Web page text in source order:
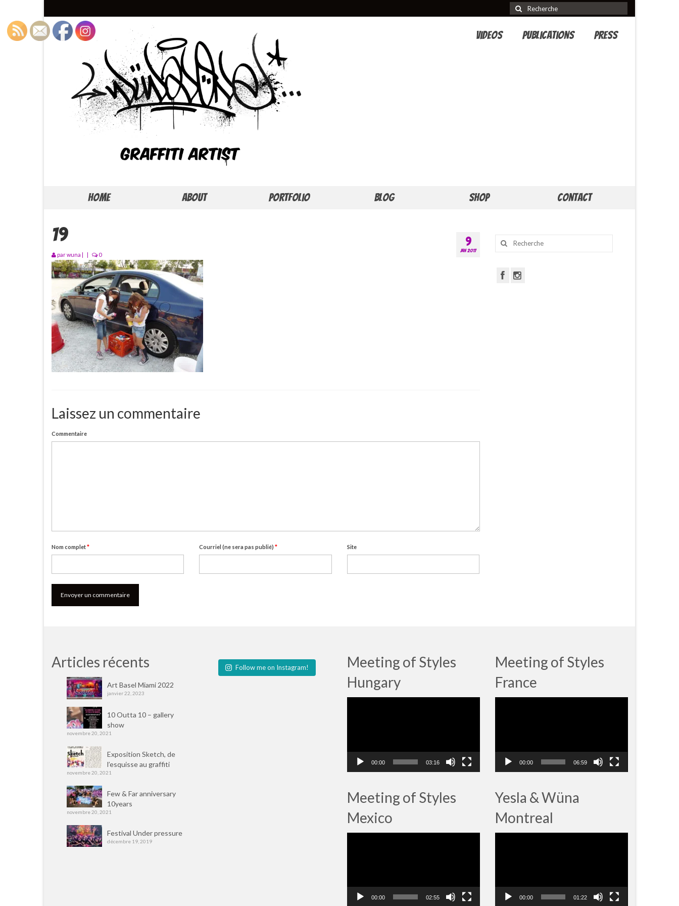
Rechercher
:
Videos Publications Press
Home About Portfolio Blog Shop Contact
9
JAN 2017
19
parwuna | | 0
Laissez un commentaire
Commentaire
Nom complet* Courriel (ne sera pas publié)* Site
Rechercher
Articles récents
Art Basel Miami 2022
janvier 22, 2023
10 Outta 10 – gallery
show
novembre 20, 2021
Exposition Sketch, de
l’esquisse au graffiti
novembre 20, 2021
Few & Far anniversary
10years
novembre 20, 2021
Festival Under pressure
décembre 19, 2019
Follow me on Instagram!
Meeting of Styles
Hungary
00:00 03:16
Meeting of Styles
Mexico
00:00 02:55
Meeting of Styles
France
00:00 06:59
Yesla & Wüna
Montreal
00:00 01:22